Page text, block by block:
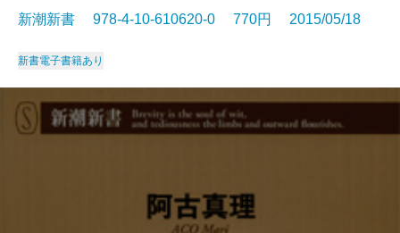
新潮新書 978-4-10-610620-0 770円 2015/05/18
新書電子書籍あり